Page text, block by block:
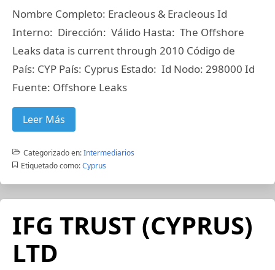
Nombre Completo: Eracleous & Eracleous Id
Interno: Dirección: Válido Hasta: The Offshore
Leaks data is current through 2010 Código de
País: CYP País: Cyprus Estado: Id Nodo: 298000 Id
Fuente: Offshore Leaks
Leer Más
Categorizado en:Intermediarios
Etiquetado como: Cyprus
IFG TRUST (CYPRUS)
LTD